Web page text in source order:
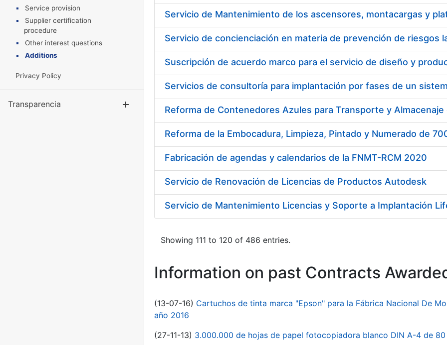
Service provision
Supplier certification
procedure
Other interest questions
Additions
Privacy Policy
Transparencia Show/Hide
Servicio de concienciación en materia de prevención de riesgos
Reforma de Contenedores Azules para Transporte y
Reforma de la Embocadura, Limpieza, Pintado y Numerado de
Fabricación de agendas y calendarios de la FNMT-RCM 2020
Servicio de Renovación de Licencias de Productos Autodesk
Servicio de Mantenimiento Licencias y Soporte a Implantación
Showing 111 to 120 of 486 entries.
Information on past Contracts
(13-07-16) Cartuchos de tinta marca "Epson" para la Fábrica Nacional De
año 2016
(27-11-13) 3.000.000 de hojas de papel fotocopiadora blanco DIN A-4 de 80